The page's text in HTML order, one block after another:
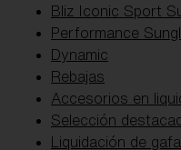
Bliz Iconic Sport
Performance
Dynamic
Rebajas
Accesorios en
Selección
Liquidación de